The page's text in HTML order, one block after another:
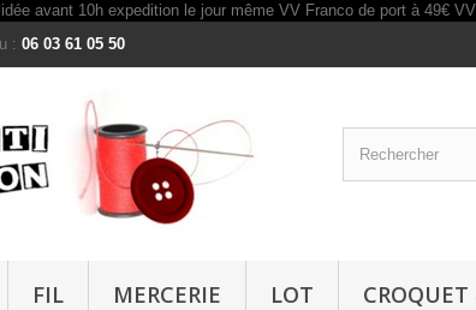
: 06 03 61 05 50
FIL MERCERIE LOT